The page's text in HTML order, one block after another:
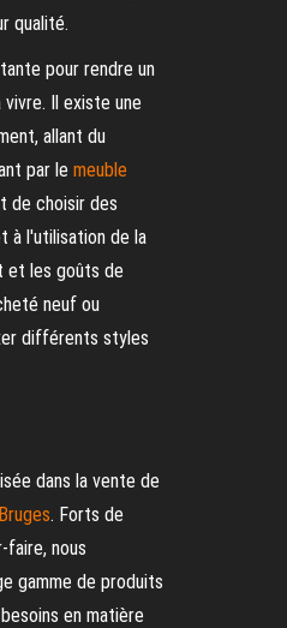
qualité.
pour rendre un
Il existe une
allant du
par le meuble
de choisir des
à l'utilisation de la
et les goûts de
neuf ou
différents styles
dans la vente de
. Forts de
nous
gamme de produits
en matière